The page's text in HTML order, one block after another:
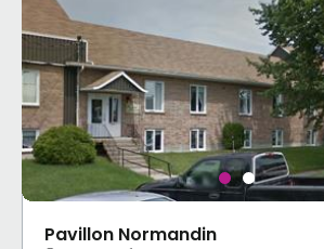
Pavillon Normandin